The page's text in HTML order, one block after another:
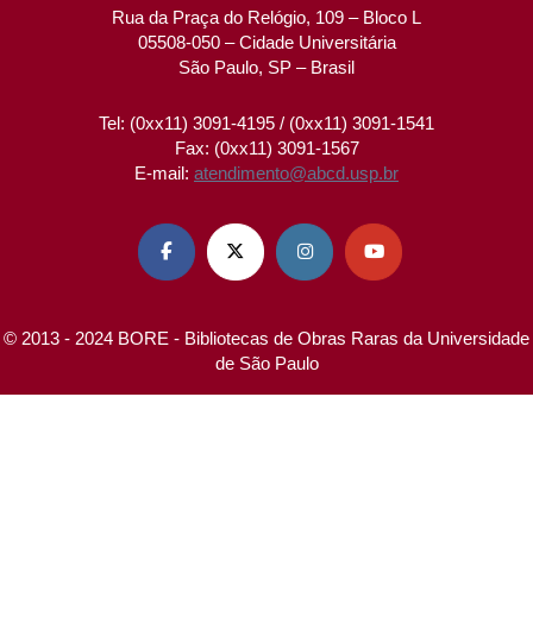
Rua da Praça do Relógio, 109 – Bloco L
05508-050 – Cidade Universitária
São Paulo, SP – Brasil
Tel: (0xx11) 3091-4195 / (0xx11) 3091-1541
Fax: (0xx11) 3091-1567
E-mail: atendimento@abcd.usp.br
   
© 2013 - 2024 BORE - Bibliotecas de Obras Raras da Universidade
de São Paulo